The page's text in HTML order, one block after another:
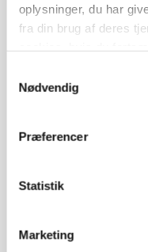
oplysninger, du har
fra din brug af deres
Nødvendig
Præferencer
Statistik
Marketing
Svineproducenter